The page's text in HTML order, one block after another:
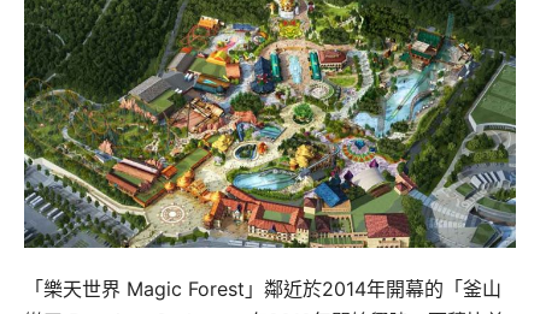
「樂天世界 Magic Forest」鄰近於2014年開幕的「釜山